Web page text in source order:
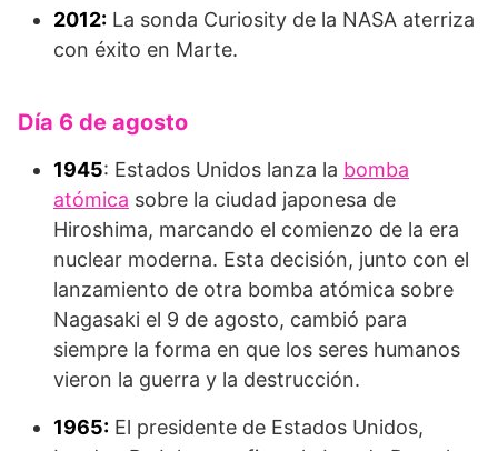
2012: La sonda Curiosity de la NASA aterriza
con éxito en Marte.
Día 6 de agosto
1945: Estados Unidos lanza la bomba
atómica sobre la ciudad japonesa de
Hiroshima, marcando el comienzo de la era
nuclear moderna. Esta decisión, junto con el
lanzamiento de otra bomba atómica sobre
Nagasaki el 9 de agosto, cambió para
siempre la forma en que los seres humanos
vieron la guerra y la destrucción.
1965: El presidente de Estados Unidos,